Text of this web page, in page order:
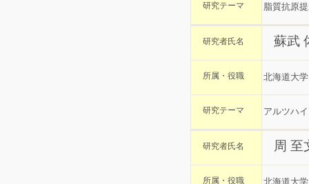
研究テーマ 脂質抗原
研究者氏名 蘇武
所属・役職 北海道大
研究テーマ アルツハ
研究者氏名 周 至
所属・役職 北海道大